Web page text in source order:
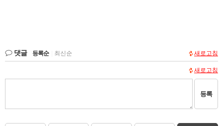
댓글 등록순 최신순 새로고침
새로고침
등록